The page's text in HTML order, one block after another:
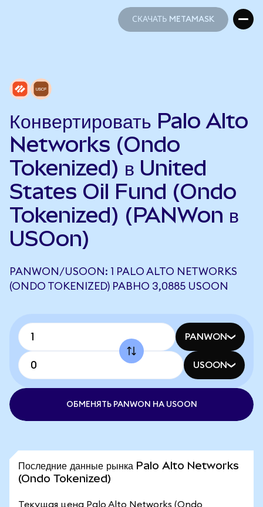
СКАЧАТЬ METAMASK
Конвертировать Palo Alto
Networks (Ondo
Tokenized) в United
States Oil Fund (Ondo
Tokenized) (PANWon в
USOon)
PANWON/USOON: 1 PALO ALTO NETWORKS
(ONDO TOKENIZED) РАВНО 3,0885 USOON
PANWON
USOON
ОБМЕНЯТЬ PANWON НА USOON
Последние данные рынка Palo Alto Networks
(Ondo Tokenized)
Текущая цена Palo Alto Networks (Ondo